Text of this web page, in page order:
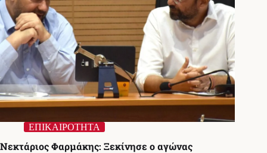
ΕΠΙΚΑΙΡΟΤΗΤΑ
Νεκτάριος Φαρμάκης: Ξεκίνησε ο αγώνας